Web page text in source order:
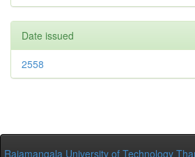
Date issued
2558
Rajamangala University of Technology